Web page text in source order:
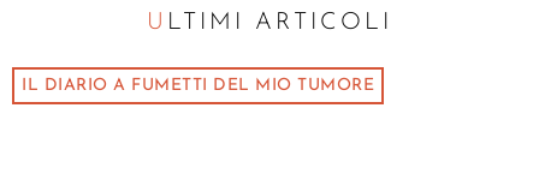
ULTIMI ARTICOLI
IL DIARIO A FUMETTI DEL MIO TUMORE